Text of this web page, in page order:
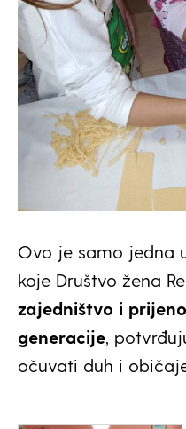
Ovo je samo jedna
koje Društvo žena
zajedništvo i
generacije,
očuvati duh i